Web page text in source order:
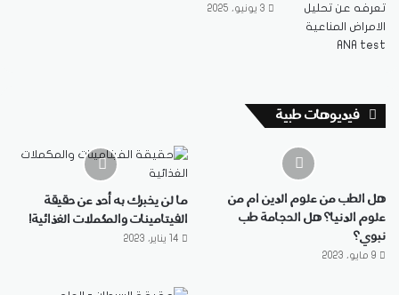
3 يونيو، 2025
فيديوهات طبية
هل الطب من علوم الدين ام من
علوم الدنيا؟ هل الحجامة طب
نبوي؟
9 مايو، 2023
ما لن يخبرك به أحد عن حقيقة
الفيتامينات والمكملات الغذائية!
14 يناير، 2023